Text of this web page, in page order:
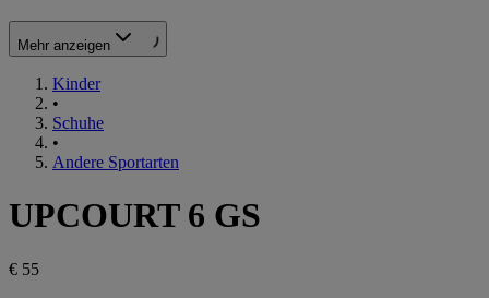
Mehr anzeigen
Kinder
•
Schuhe
•
Andere Sportarten
UPCOURT 6 GS
€ 55